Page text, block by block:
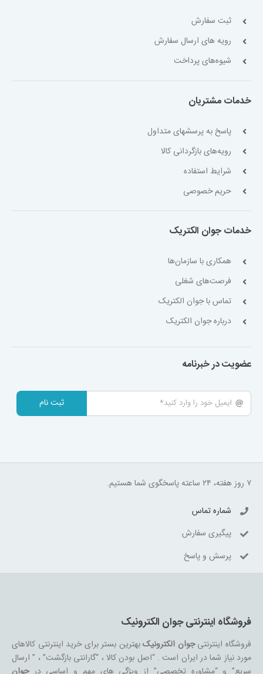
ثبت سفارش
رویه های ارسال سفارش
شیوه‌های پرداخت
خدمات مشتریان
پاسخ به پرسشهای متداول
رویه‌های بازگردانی کالا
شرایط استفاده
حریم خصوصی
خدمات جوان الکتریک
همکاری با سازمان‌ها
فرصت‌های شغلی
تماس با جوان الکتریک
درباره جوان الکتریک
عضویت در خبرنامه
ثبت نام
۷ روز هفته، ۲۴ ساعته پاسخگوی شما هستیم.
شماره تماس
پیگیری سفارش
پرسش و پاسخ
فروشگاه اینترنتی جوان الکترونیک
فروشگاه اینترنتیجوان الکترونیکبهترین بستر برای خرید اینترنتی کالاهای
مورد نیاز شما در ایران است . “اصل بودن کالا ، “گارانتی بازگشت” ، ” ارسال